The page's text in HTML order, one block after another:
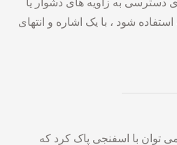
شود ، با یک اشاره و انتهای
توان با اسفنجی پاک کرد که